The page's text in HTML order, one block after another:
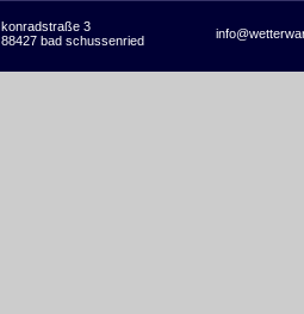
konradstraße 3
88427 bad schussenried